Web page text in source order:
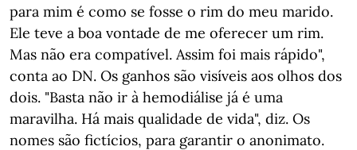
para mim é como se fosse o rim do meu marido.
Ele teve a boa vontade de me oferecer um rim.
Mas não era compatível. Assim foi mais rápido",
conta ao DN. Os ganhos são visíveis aos olhos dos
dois. "Basta não ir à hemodiálise já é uma
maravilha. Há mais qualidade de vida", diz. Os
nomes são fictícios, para garantir o anonimato.